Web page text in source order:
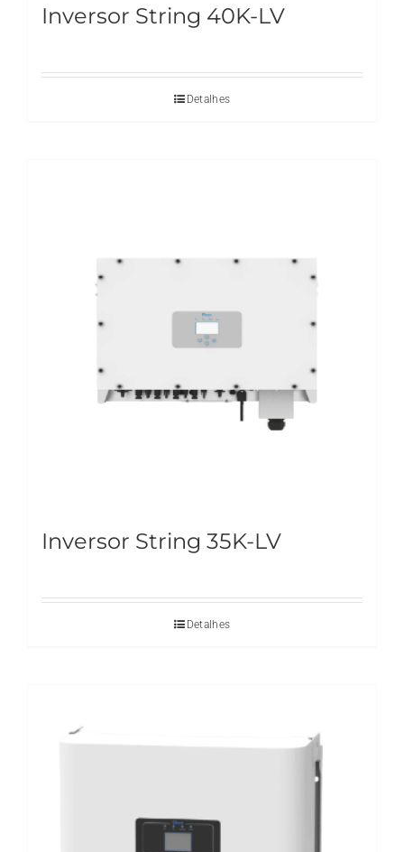
Inversor String 40K-LV
Detalhes
Inversor String 35K-LV
Detalhes